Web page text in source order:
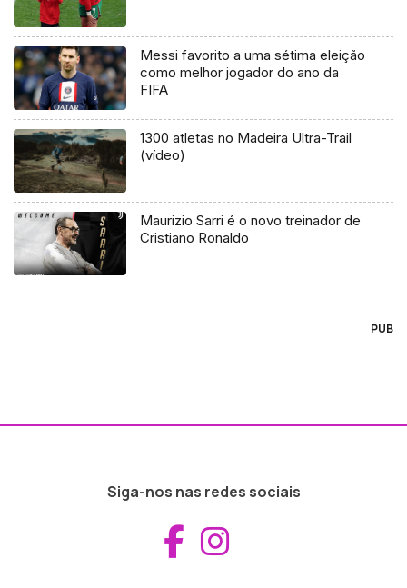
Messi favorito a uma sétima eleição
como melhor jogador do ano da
FIFA
1300 atletas no Madeira Ultra-Trail
(vídeo)
Maurizio Sarri é o novo treinador de
Cristiano Ronaldo
PUB
Siga-nos nas redes sociais
Aceder ao